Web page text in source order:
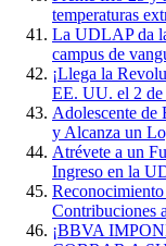
temperaturas
La UDLAP da
campus de
¡Llega la
EE. UU. el 2 de
Adolescente de
y Alcanza un
Atrévete a un
Ingreso en la
Contribuciones
¡BBVA